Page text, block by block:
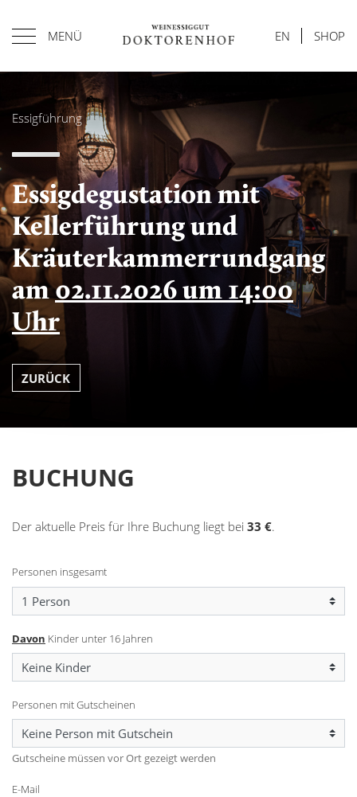
MENÜ EN SHOP
Essigführung
Essigdegustation mit
Kellerführung und
Kräuterkammerrundgang
am02.11.2026 um 14:00
Uhr
ZURÜCK
BUCHUNG
Der aktuelle Preis für Ihre Buchung liegt bei 33 €.
Personen insgesamt
Davon Kinder unter 16 Jahren
Personen mit Gutscheinen
Gutscheine müssen vor Ort gezeigt werden
E-Mail